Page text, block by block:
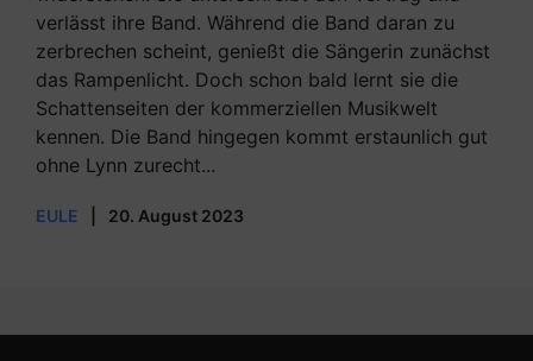
verlässt ihre Band. Während die Band daran zu
zerbrechen scheint, genießt die Sängerin zunächst
das Rampenlicht. Doch schon bald lernt sie die
Schattenseiten der kommerziellen Musikwelt
kennen. Die Band hingegen kommt erstaunlich gut
ohne Lynn zurecht...
EULE 20. August 2023